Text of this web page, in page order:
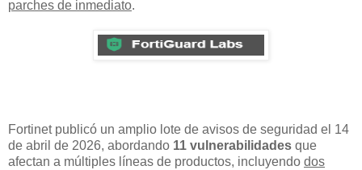
parches de inmediato.
Fortinet publicó un amplio lote de avisos de seguridad el 14
de abril de 2026, abordando 11 vulnerabilidades que
afectan a múltiples líneas de productos, incluyendo dos